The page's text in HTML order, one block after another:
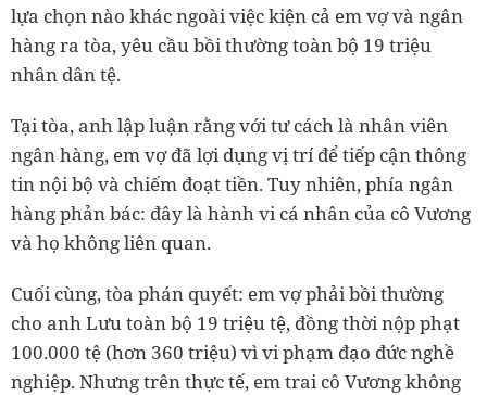
lựa chọn nào khác ngoài việc kiện cả em vợ và ngân
hàng ra tòa, yêu cầu bồi thường toàn bộ 19 triệu
nhân dân tệ.
Tại tòa, anh lập luận rằng với tư cách là nhân viên
ngân hàng, em vợ đã lợi dụng vị trí để tiếp cận thông
tin nội bộ và chiếm đoạt tiền. Tuy nhiên, phía ngân
hàng phản bác: đây là hành vi cá nhân của cô Vương
và họ không liên quan.
Cuối cùng, tòa phán quyết: em vợ phải bồi thường
cho anh Lưu toàn bộ 19 triệu tệ, đồng thời nộp phạt
100.000 tệ (hơn 360 triệu) vì vi phạm đạo đức nghề
nghiệp. Nhưng trên thực tế, em trai cô Vương không